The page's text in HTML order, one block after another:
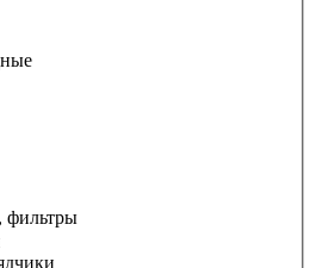
фильтры